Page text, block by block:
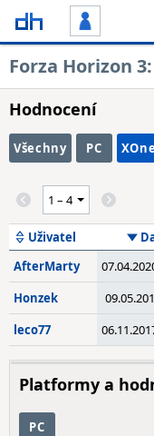
Forza Horizon
Hodnocení
Všechny PC XOne
Uživatel
AfterMarty
Honzek
leco77
Platformy a
PC